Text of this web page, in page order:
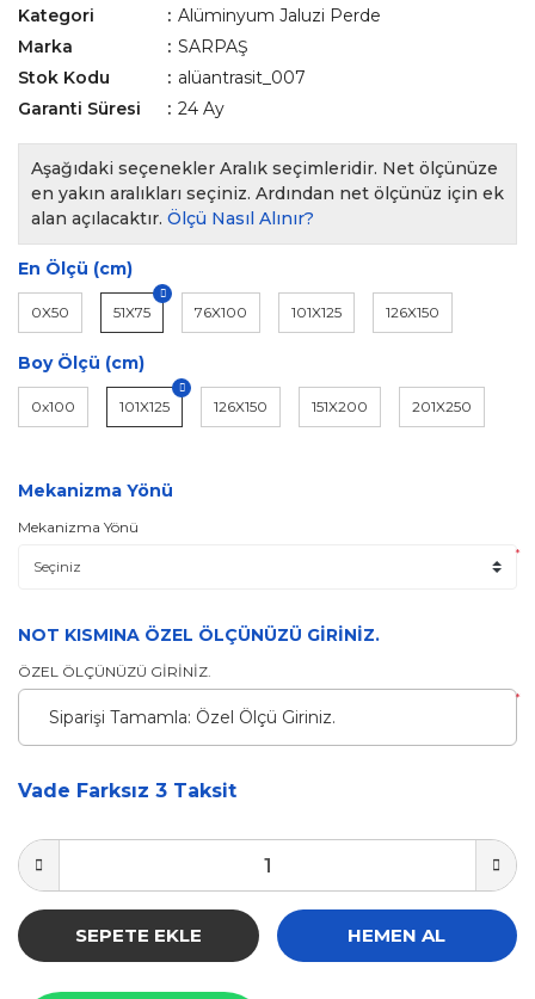
Kategori
Alüminyum Jaluzi Perde
Marka
SARPAŞ
Stok Kodu
alüantrasit_007
Garanti Süresi
24 Ay
Aşağıdaki seçenekler Aralık seçimleridir. Net ölçünüze
en yakın aralıkları seçiniz. Ardından net ölçünüz için ek
alan açılacaktır. Ölçü Nasıl Alınır?
En Ölçü (cm)
0X50 51X75 76X100 101X125 126X150
Boy Ölçü (cm)
0x100 101X125 126X150 151X200 201X250
Mekanizma Yönü
Mekanizma Yönü
*
NOT KISMINA ÖZEL ÖLÇÜNÜZÜ GİRİNİZ.
ÖZEL ÖLÇÜNÜZÜ GİRİNİZ.
*
Vade Farksız 3 Taksit
SEPETE EKLE HEMEN AL